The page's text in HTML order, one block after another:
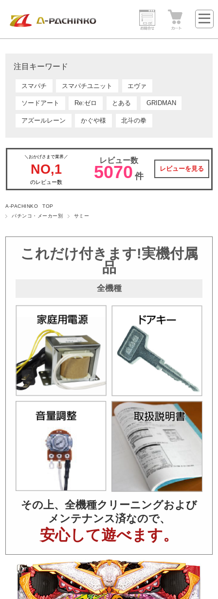
注目キーワード
スマパチ スマパチユニット エヴァ
ソードアート Re:ゼロ とある GRIDMAN
アズールレーン かぐや様 北斗の拳
＼おかげさまで業界／
NO,1
のレビュー数
レビュー数
5070 件
レビューを見る
A-PACHINKO TOP
パチンコ・メーカー別
サミー
これだけ付きます!実機付属
品
全機種
その上、全機種クリーニングおよび
メンテナンス済なので、
安心して遊べます。